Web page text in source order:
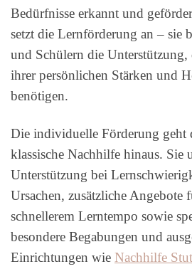
Bedürfnisse erkannt und
setzt die Lernförderung an – sie
und Schülern die Unterstützung,
ihrer persönlichen Stärken und
benötigen.
Die individuelle Förderung geht
klassische Nachhilfe hinaus. Sie
Unterstützung bei
Ursachen, zusätzliche Angebote
schnellerem Lerntempo sowie
besondere Begabungen und
Einrichtungen wie Nachhilfe